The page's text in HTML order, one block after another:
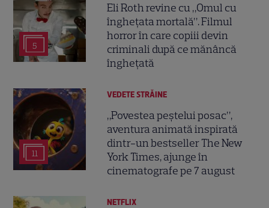
5
Eli Roth revine cu „Omul cu
înghețata mortală”. Filmul
horror în care copiii devin
criminali după ce mănâncă
înghețată
11
VEDETE STRĂINE
„Povestea peștelui posac”,
aventura animată inspirată
dintr-un bestseller The New
York Times, ajunge în
cinematografe pe 7 august
NETFLIX